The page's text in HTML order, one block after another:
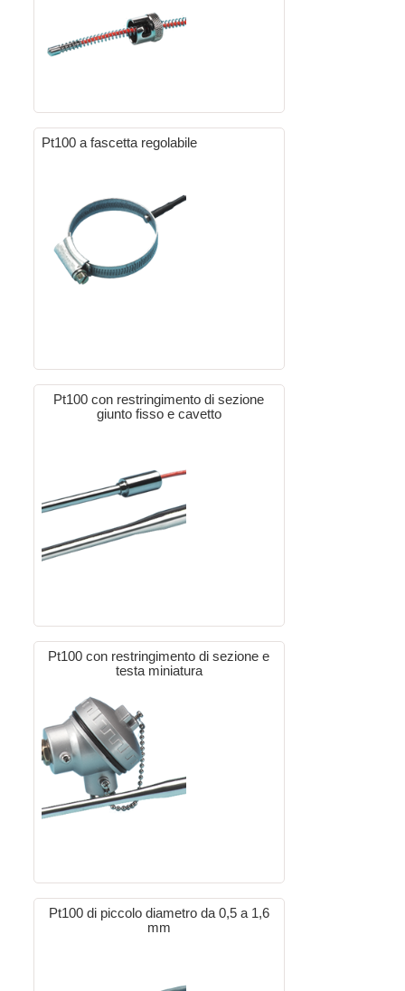
Pt100 a fascetta regolabile
Pt100 con restringimento di sezione
giunto fisso e cavetto
Pt100 con restringimento di sezione e
testa miniatura
Pt100 di piccolo diametro da 0,5 a 1,6
mm